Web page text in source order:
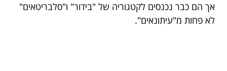
אך הם כבר נכנסים לקטגוריה של "בידור" ו"סלבריטאים"
לא פחות מ"עיתונאים".